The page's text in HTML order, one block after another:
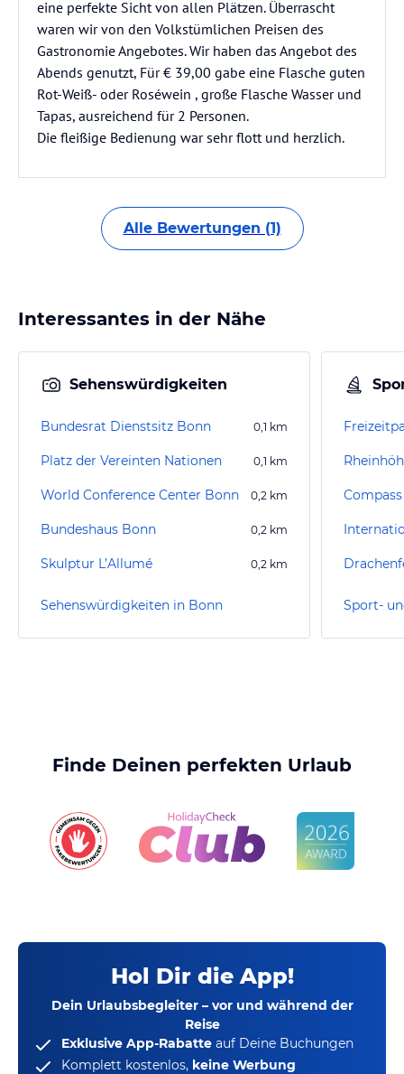
eine perfekte Sicht von allen Plätzen. Überrascht
waren wir von den Volkstümlichen Preisen des
Gastronomie Angebotes. Wir haben das Angebot des
Abends genutzt, Für € 39,00 gabe eine Flasche guten
Rot-Weiß- oder Roséwein , große Flasche Wasser und
Tapas, ausreichend für 2 Personen.
Die fleißige Bedienung war sehr flott und herzlich.
Alle Bewertungen (1)
Interessantes in der Nähe
Sehenswürdigkeiten
Bundesrat Dienstsitz Bonn 0,1 km
Platz der Vereinten Nationen 0,1 km
World Conference Center Bonn 0,2 km
Bundeshaus Bonn 0,2 km
Skulptur L’Allumé 0,2 km
Sehenswürdigkeiten in Bonn Sport-
Finde Deinen perfekten Urlaub
Hol Dir die App!
Dein Urlaubsbegleiter – vor und während der
Reise
Exklusive App-Rabatte auf Deine Buchungen
Komplett kostenlos, keine Werbung